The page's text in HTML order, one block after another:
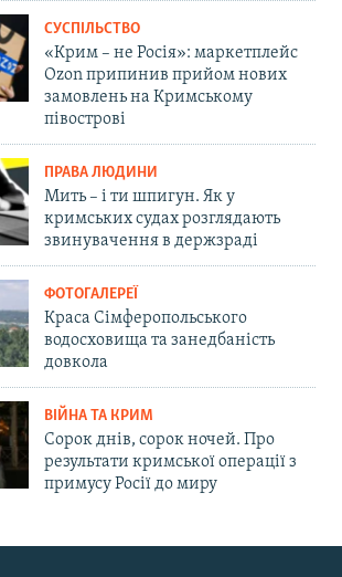
СУСПІЛЬСТВО
«Крим – не Росія»: маркетплейс
Ozon припинив прийом нових
замовлень на Кримському
півострові
ПРАВА ЛЮДИНИ
Мить – і ти шпигун. Як у
кримських судах розглядають
звинувачення в держзраді
ФОТОГАЛЕРЕЇ
Краса Сімферопольського
водосховища та занедбаність
довкола
ВІЙНА ТА КРИМ
Сорок днів, сорок ночей. Про
результати кримської операції з
примусу Росії до миру